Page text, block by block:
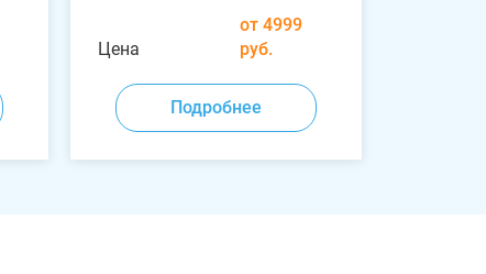
Цена
от 4999
руб.
Подробнее